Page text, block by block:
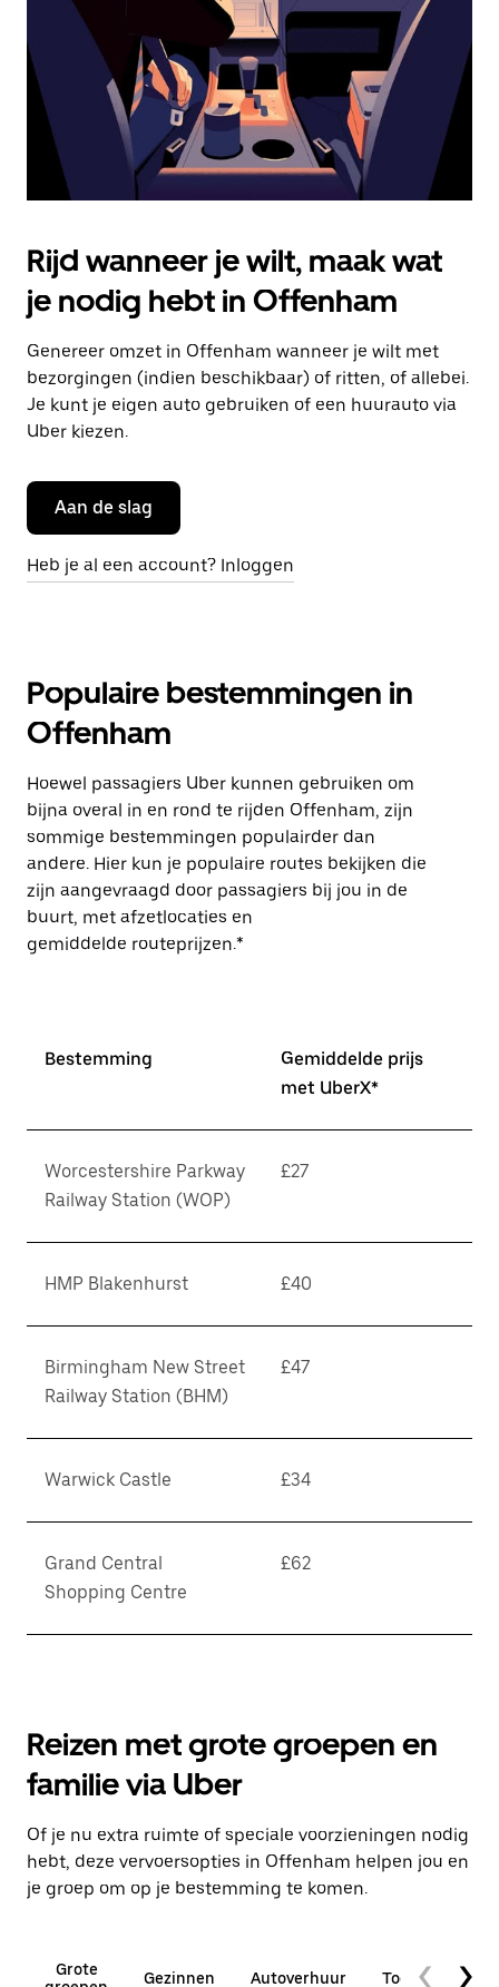
agenda
te
sluiten.
Rijd wanneer je wilt, maak wat
je nodig hebt in Offenham
Genereer omzet in Offenham wanneer je wilt met
bezorgingen (indien beschikbaar) of ritten, of allebei.
Je kunt je eigen auto gebruiken of een huurauto via
Uber kiezen.
Aan de slag
Heb je al een account? Inloggen
Populaire bestemmingen in
Offenham
Hoewel passagiers Uber kunnen gebruiken om
bijna overal in en rond te rijden Offenham, zijn
sommige bestemmingen populairder dan
andere. Hier kun je populaire routes bekijken die
zijn aangevraagd door passagiers bij jou in de
buurt, met afzetlocaties en
gemiddelde routeprijzen.*
Bestemming
Gemiddelde prijs
met UberX*
Worcestershire Parkway
Railway Station (WOP)
£27
HMP Blakenhurst £40
Birmingham New Street
Railway Station (BHM)
£47
Warwick Castle £34
Grand Central
Shopping Centre
£62
Reizen met grote groepen en
familie via Uber
Of je nu extra ruimte of speciale voorzieningen nodig
hebt, deze vervoersopties in Offenham helpen jou en
je groep om op je bestemming te komen.
Grote
Gezinnen Autoverhuur